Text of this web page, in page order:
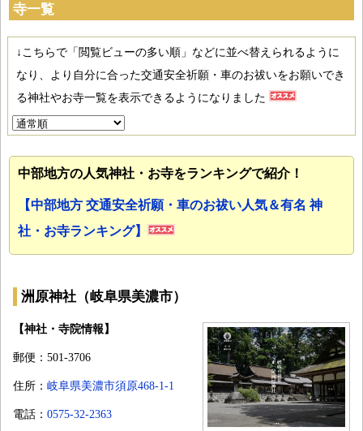
寺一覧
↓こちらで「閲覧ビューの多い順」などに並べ替えられるように
なり、より自分に合った交通安全祈願・車のお祓いをお願いでき
る神社やお寺一覧を表示できるようになりました
中部地方の人気神社・お寺をランキングで紹介！
【中部地方 交通安全祈願・車のお祓い人気＆有名 神
社・お寺ランキング】
洲原神社（岐阜県美濃市）
【神社・寺院情報】
郵便：501-3706
住所： 岐阜県美濃市須原468-1-1
電話： 0575-32-2363